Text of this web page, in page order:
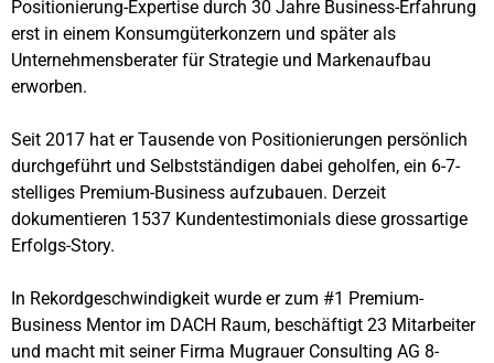
Positionierung-Expertise durch 30 Jahre Business-Erfahrung
erst in einem Konsumgüterkonzern und später als
Unternehmensberater für Strategie und Markenaufbau
erworben.
Seit 2017 hat er Tausende von Positionierungen persönlich
durchgeführt und Selbstständigen dabei geholfen, ein 6-7-
stelliges Premium-Business aufzubauen. Derzeit
dokumentieren 1537 Kundentestimonials diese grossartige
Erfolgs-Story.
In Rekordgeschwindigkeit wurde er zum #1 Premium-
Business Mentor im DACH Raum, beschäftigt 23 Mitarbeiter
und macht mit seiner Firma Mugrauer Consulting AG 8-